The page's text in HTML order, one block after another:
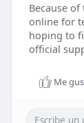
Because
online for
hoping to
official
Me